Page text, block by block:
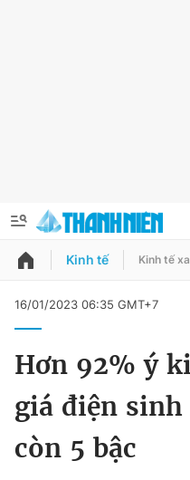
QUẢNG CÁO
Chuyên mục
Chuyên mục khác
Chào ngày mới
Đổi mật khẩu
Tin đã lưu
Tin đã xem
Kinh tế Kinh tế
16/01/2023 06:35 GMT+7
Hơn 92% ý
giá điện
còn 5 bậc